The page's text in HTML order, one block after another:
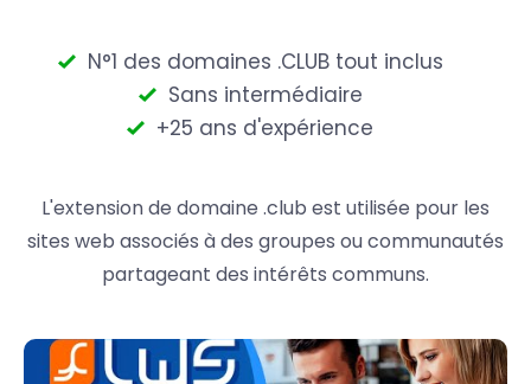
N°1 des domaines .CLUB tout inclus
Sans intermédiaire
+25 ans d'expérience
L'extension de domaine .club est utilisée pour les
sites web associés à des groupes ou communautés
partageant des intérêts communs.